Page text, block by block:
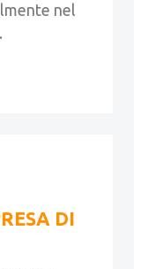
nel
DI